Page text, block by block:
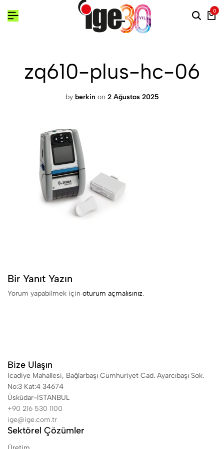
0
zq610-plus-hc-06
by berkin on 2 Ağustos 2025
Bir Yanıt Yazın
Yorum yapabilmek için oturum açmalısınız.
Bize Ulaşın
İcadiye Mahallesi, Bağlarbaşı Cumhuriyet Cad. Ayarcıbaşı Sok.
No:3 Kat:4 34674
Üsküdar-İSTANBUL
+90 216 530 1100
ige@ige.com.tr
Sektörel Çözümler